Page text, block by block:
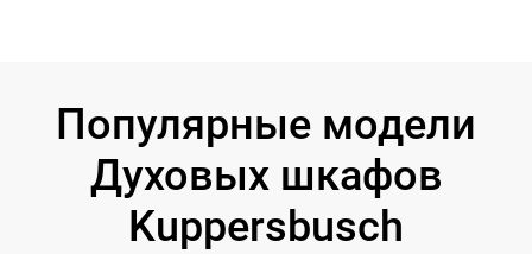
Популярные модели
Духовых шкафов
Kuppersbusch